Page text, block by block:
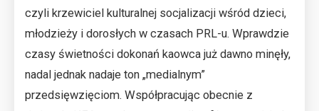
czyli krzewiciel kulturalnej socjalizacji wśród dzieci,
młodzieży i dorosłych w czasach PRL-u. Wprawdzie
czasy świetności dokonań kaowca już dawno minęły,
nadal jednak nadaje ton „medialnym”
przedsięwzięciom. Współpracując obecnie z